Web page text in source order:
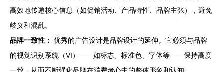
高效地传递核心信息（如促销活动、产品特性、品牌主张），避免
歧义和混乱。
品牌一致性： 优秀的广告设计是品牌设计的延伸。它必须与品牌
的视觉识别系统（VI）——如标志、标准色、字体等——保持高度
一致，从而不断强化品牌在消费者心中的整体形象和认知。